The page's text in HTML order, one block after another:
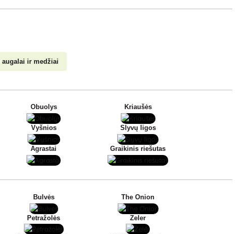
augalai ir medžiai
Obuolys Kriaušės
Vyšnios Slyvų ligos
Agrastai Graikinis riešutas
Bulvės The Onion
Petražolės Zeler